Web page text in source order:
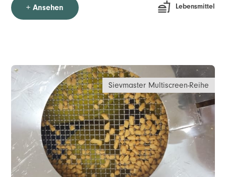
+ Ansehen Lebensmittel
Sievmaster Multiscreen-Reihe